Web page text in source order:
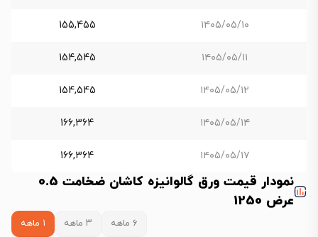
۱۴۰۵/۰۵/۱۰ 155,455
۱۴۰۵/۰۵/۱۱ 154,545
۱۴۰۵/۰۵/۱۲ 154,545
۱۴۰۵/۰۵/۱۴ 166,364
۱۴۰۵/۰۵/۱۷ 166,364
نمودار قیمت ورق گالوانیزه کاشان ضخامت 0.5
عرض 1250
۶ ماهه ۳ ماهه ۱ ماهه